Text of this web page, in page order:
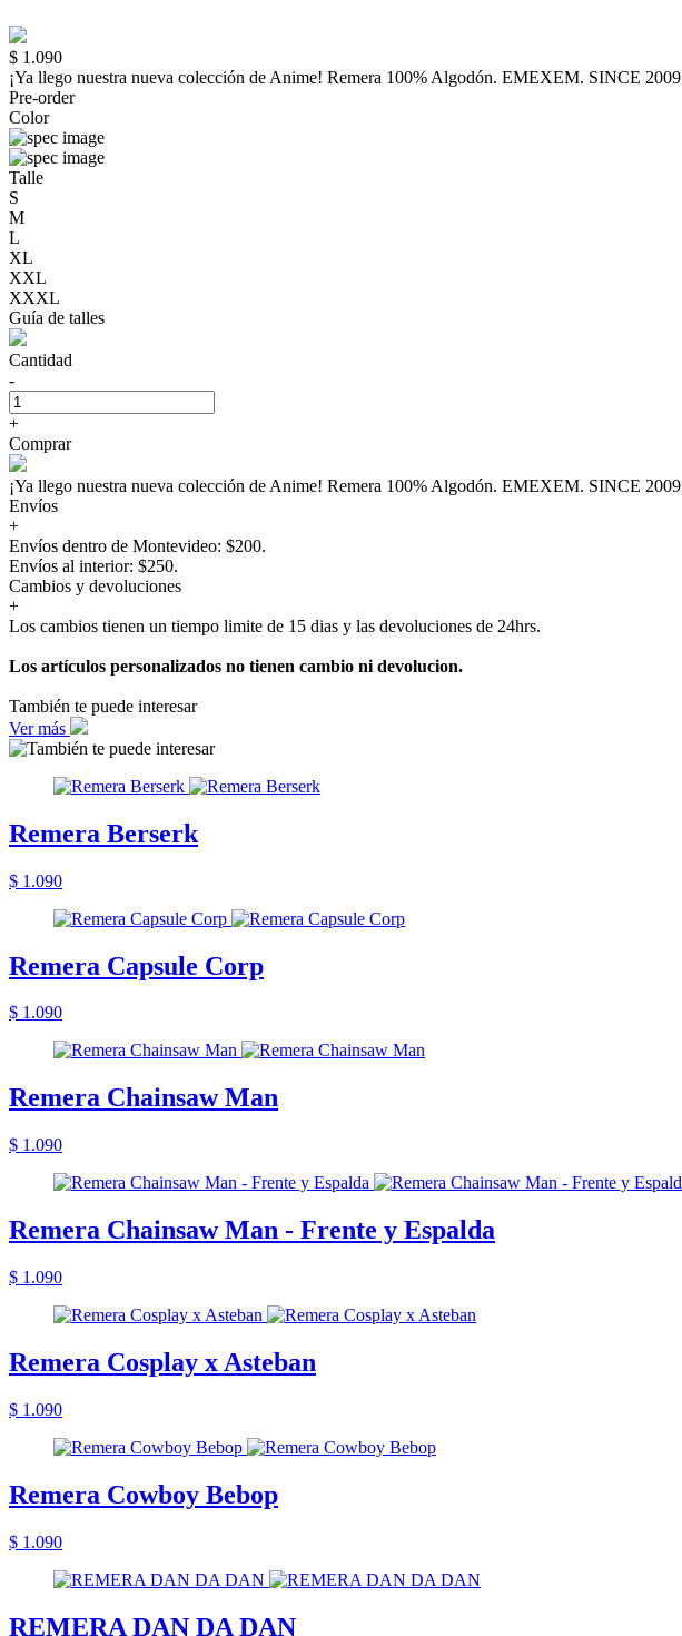
$ 1.090
¡Ya llego nuestra nueva colección de Anime! Remera 100% Algodón. EMEXEM. SINCE 2009
Pre-order
Color
Talle
S
M
L
XL
XXL
XXXL
Guía de talles
Cantidad
-
+
Comprar
¡Ya llego nuestra nueva colección de Anime! Remera 100% Algodón. EMEXEM. SINCE 2009
Envíos
+
Envíos dentro de Montevideo: $200.
Envíos al interior: $250.
Cambios y devoluciones
+
Los cambios tienen un tiempo limite de 15 dias y las devoluciones de 24hrs.
Los artículos personalizados no tienen cambio ni devolucion.
También te puede interesar
Ver más
Remera Berserk
$ 1.090
Remera Capsule Corp
$ 1.090
Remera Chainsaw Man
$ 1.090
Remera Chainsaw Man - Frente y Espalda
$ 1.090
Remera Cosplay x Asteban
$ 1.090
Remera Cowboy Bebop
$ 1.090
REMERA DAN DA DAN